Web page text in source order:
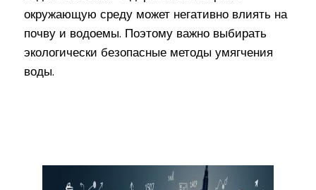
окружающую среду может негативно влиять на
почву и водоемы. Поэтому важно выбирать
экологически безопасные методы умягчения
воды.